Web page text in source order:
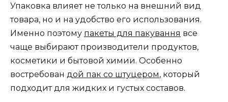
Упаковка влияет не только на внешний вид
товара, но и на удобство его использования.
Именно поэтому пакеты для пакування все
чаще выбирают производители продуктов,
косметики и бытовой химии. Особенно
востребован дой пак со штуцером, который
подходит для жидких и густых составов.